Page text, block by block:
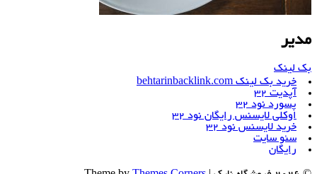
مدیر
بک لینک
خرید بک لینک behtarinbacklink.com
آپدیت 32
پسورد نود 32
اوکلی لایسنس رایگان نود 32
خرید لایسنس نود 32
سئو سایت
رایگان